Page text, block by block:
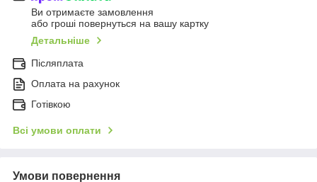
Ви отримаєте замовлення
або гроші повернуться на вашу картку
Детальніше
Післяплата
Оплата на рахунок
Готівкою
Всі умови оплати
Умови повернення